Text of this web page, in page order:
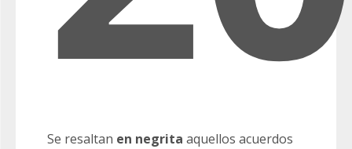
Se resaltan en negrita aquellos acuerdos